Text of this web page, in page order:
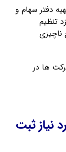
دفتر سهام و
تنظیم
ناچیزی
ها در
نیاز ثبت